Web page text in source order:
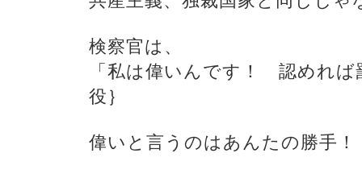
検察官は、
「私は偉いんです！ 認めれば
役｝
偉いと言うのはあんたの勝手！